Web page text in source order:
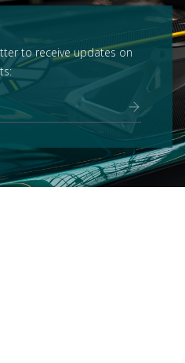
to receive updates on